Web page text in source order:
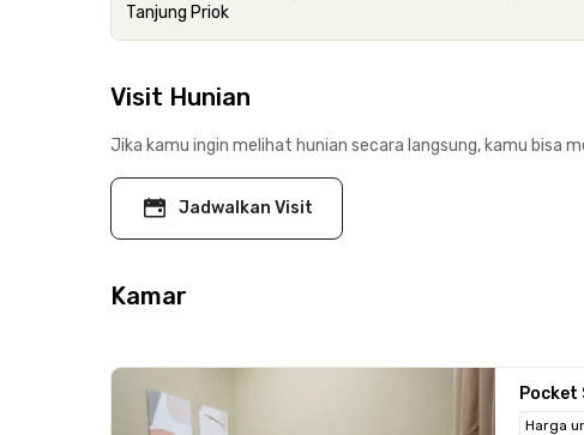
Tanjung Priok
Visit Hunian
Jika kamu ingin melihat hunian secara langsung, kamu bisa
Jadwalkan Visit
Kamar
Pocket
Harga